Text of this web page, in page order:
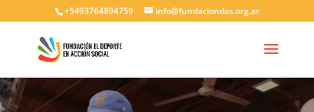
+5493764894759 info@fundaciondas.org.ar